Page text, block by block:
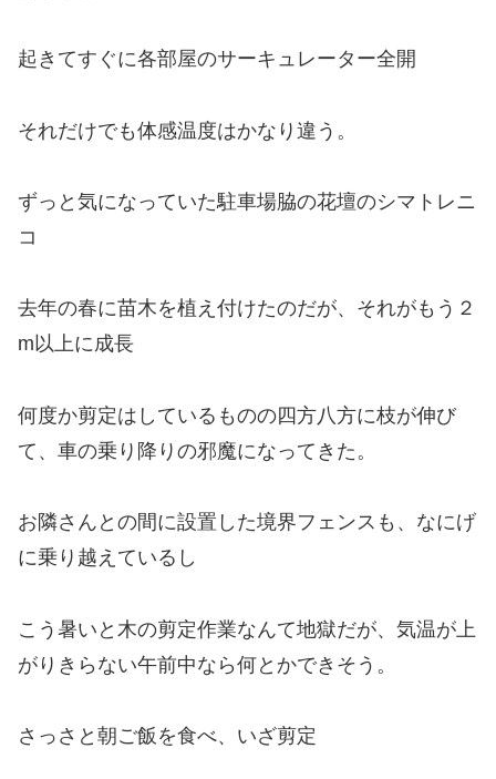
起きてすぐに各部屋のサーキュレーター全開
それだけでも体感温度はかなり違う。
ずっと気になっていた駐車場脇の花壇のシマトレニ
コ
去年の春に苗木を植え付けたのだが、それがもう２
m以上に成長
何度か剪定はしているものの四方八方に枝が伸び
て、車の乗り降りの邪魔になってきた。
お隣さんとの間に設置した境界フェンスも、なにげ
に乗り越えているし
こう暑いと木の剪定作業なんて地獄だが、気温が上
がりきらない午前中なら何とかできそう。
さっさと朝ご飯を食べ、いざ剪定